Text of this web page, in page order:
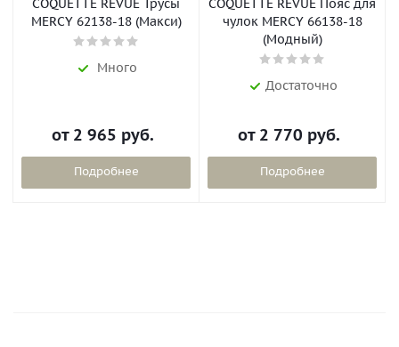
COQUETTE REVUE Трусы
MERCY 62138-18 (Макси)
Много
от 2 965 руб.
Подробнее
COQUETTE REVUE Пояс для
чулок MERCY 66138-18
(Модный)
Достаточно
от 2 770 руб.
Подробнее